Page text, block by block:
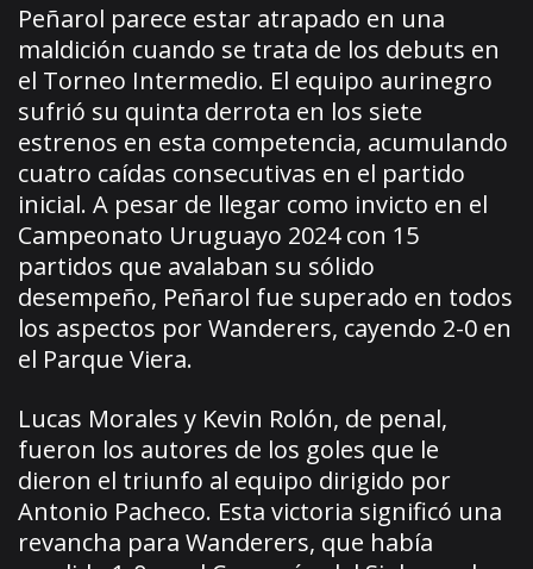
Peñarol parece estar atrapado en una
maldición cuando se trata de los debuts en
el Torneo Intermedio. El equipo aurinegro
sufrió su quinta derrota en los siete
estrenos en esta competencia, acumulando
cuatro caídas consecutivas en el partido
inicial. A pesar de llegar como invicto en el
Campeonato Uruguayo 2024 con 15
partidos que avalaban su sólido
desempeño, Peñarol fue superado en todos
los aspectos por Wanderers, cayendo 2-0 en
el Parque Viera.
Lucas Morales y Kevin Rolón, de penal,
fueron los autores de los goles que le
dieron el triunfo al equipo dirigido por
Antonio Pacheco. Esta victoria significó una
revancha para Wanderers, que había